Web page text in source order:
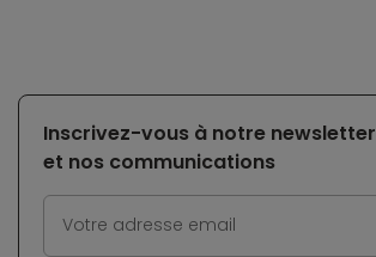
Inscrivez-vous à notre newsletter
et nos communications